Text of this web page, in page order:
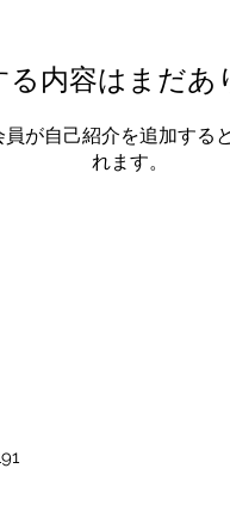
る内容はまだあ
員が自己紹介を追加する
れます。